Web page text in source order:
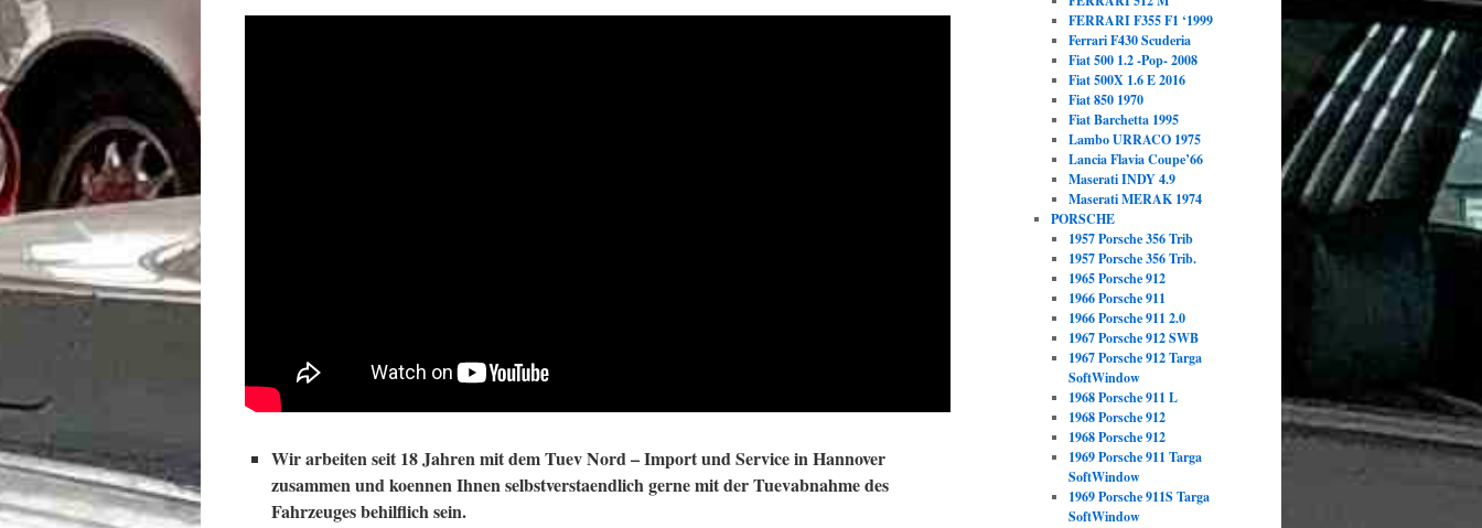
Wir arbeiten seit 18 Jahren mit dem Tuev Nord – Import und Service in Hannover
zusammen und koennen Ihnen selbstverstaendlich gerne mit der Tuevabnahme des
Fahrzeuges behilflich sein.
FERRARI F355 F1 ‘1999
Ferrari F430 Scuderia
Fiat 500 1.2 -Pop- 2008
Fiat 500X 1.6 E 2016
Fiat 850 1970
Fiat Barchetta 1995
Lambo URRACO 1975
Lancia Flavia Coupe’66
Maserati INDY 4.9
Maserati MERAK 1974
PORSCHE
1957 Porsche 356 Trib
1957 Porsche 356 Trib.
1965 Porsche 912
1966 Porsche 911
1966 Porsche 911 2.0
1967 Porsche 912 SWB
1967 Porsche 912 Targa
SoftWindow
1968 Porsche 911 L
1968 Porsche 912
1968 Porsche 912
1969 Porsche 911 Targa
SoftWindow
1969 Porsche 911S Targa
SoftWindow